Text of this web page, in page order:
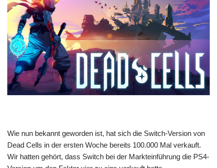
Wie nun bekannt geworden ist, hat sich die Switch-Version von
Dead Cells in der ersten Woche bereits 100.000 Mal verkauft.
Wir hatten gehört, dass Switch bei der Markteinführung die PS4-